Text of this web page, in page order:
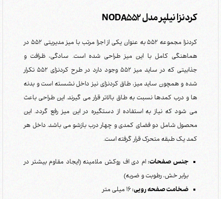
کردنزا نیلپر مدل NODA552
کردنزا مجموعه 552 به عنوان یکی از اجزا مرتب با میز مدیریتی 552 در
هماهنگی کامل با این میز طراحی شده است. سادگی، ظرافت و
جذابیتی که در ساید میز 552 وجود دارد در طرح کردنزای 552 تکرار
شده و همچون ساید میز، طاق کردنزای نیز داخل نشسته است و بدنه
ها و درب کمدها نسبت به طاق بالاتر قرار می گیرند. این طراحی باعث
می شود که نیاز به استفاده از دستگیره در این میز رفع گردد. این
محصول شامل دو فضای کمدی و چهار درب بازشو می باشد. داخل هر
کمد یک طبقه متحرک قرار گرفته است.
جنس صفحات:ام دی اف روکش ملامینه (ایجاد مقاوم بیشتر در
برابر خش، رطوبت و ضربه)
ضخامت صفحه رویی: